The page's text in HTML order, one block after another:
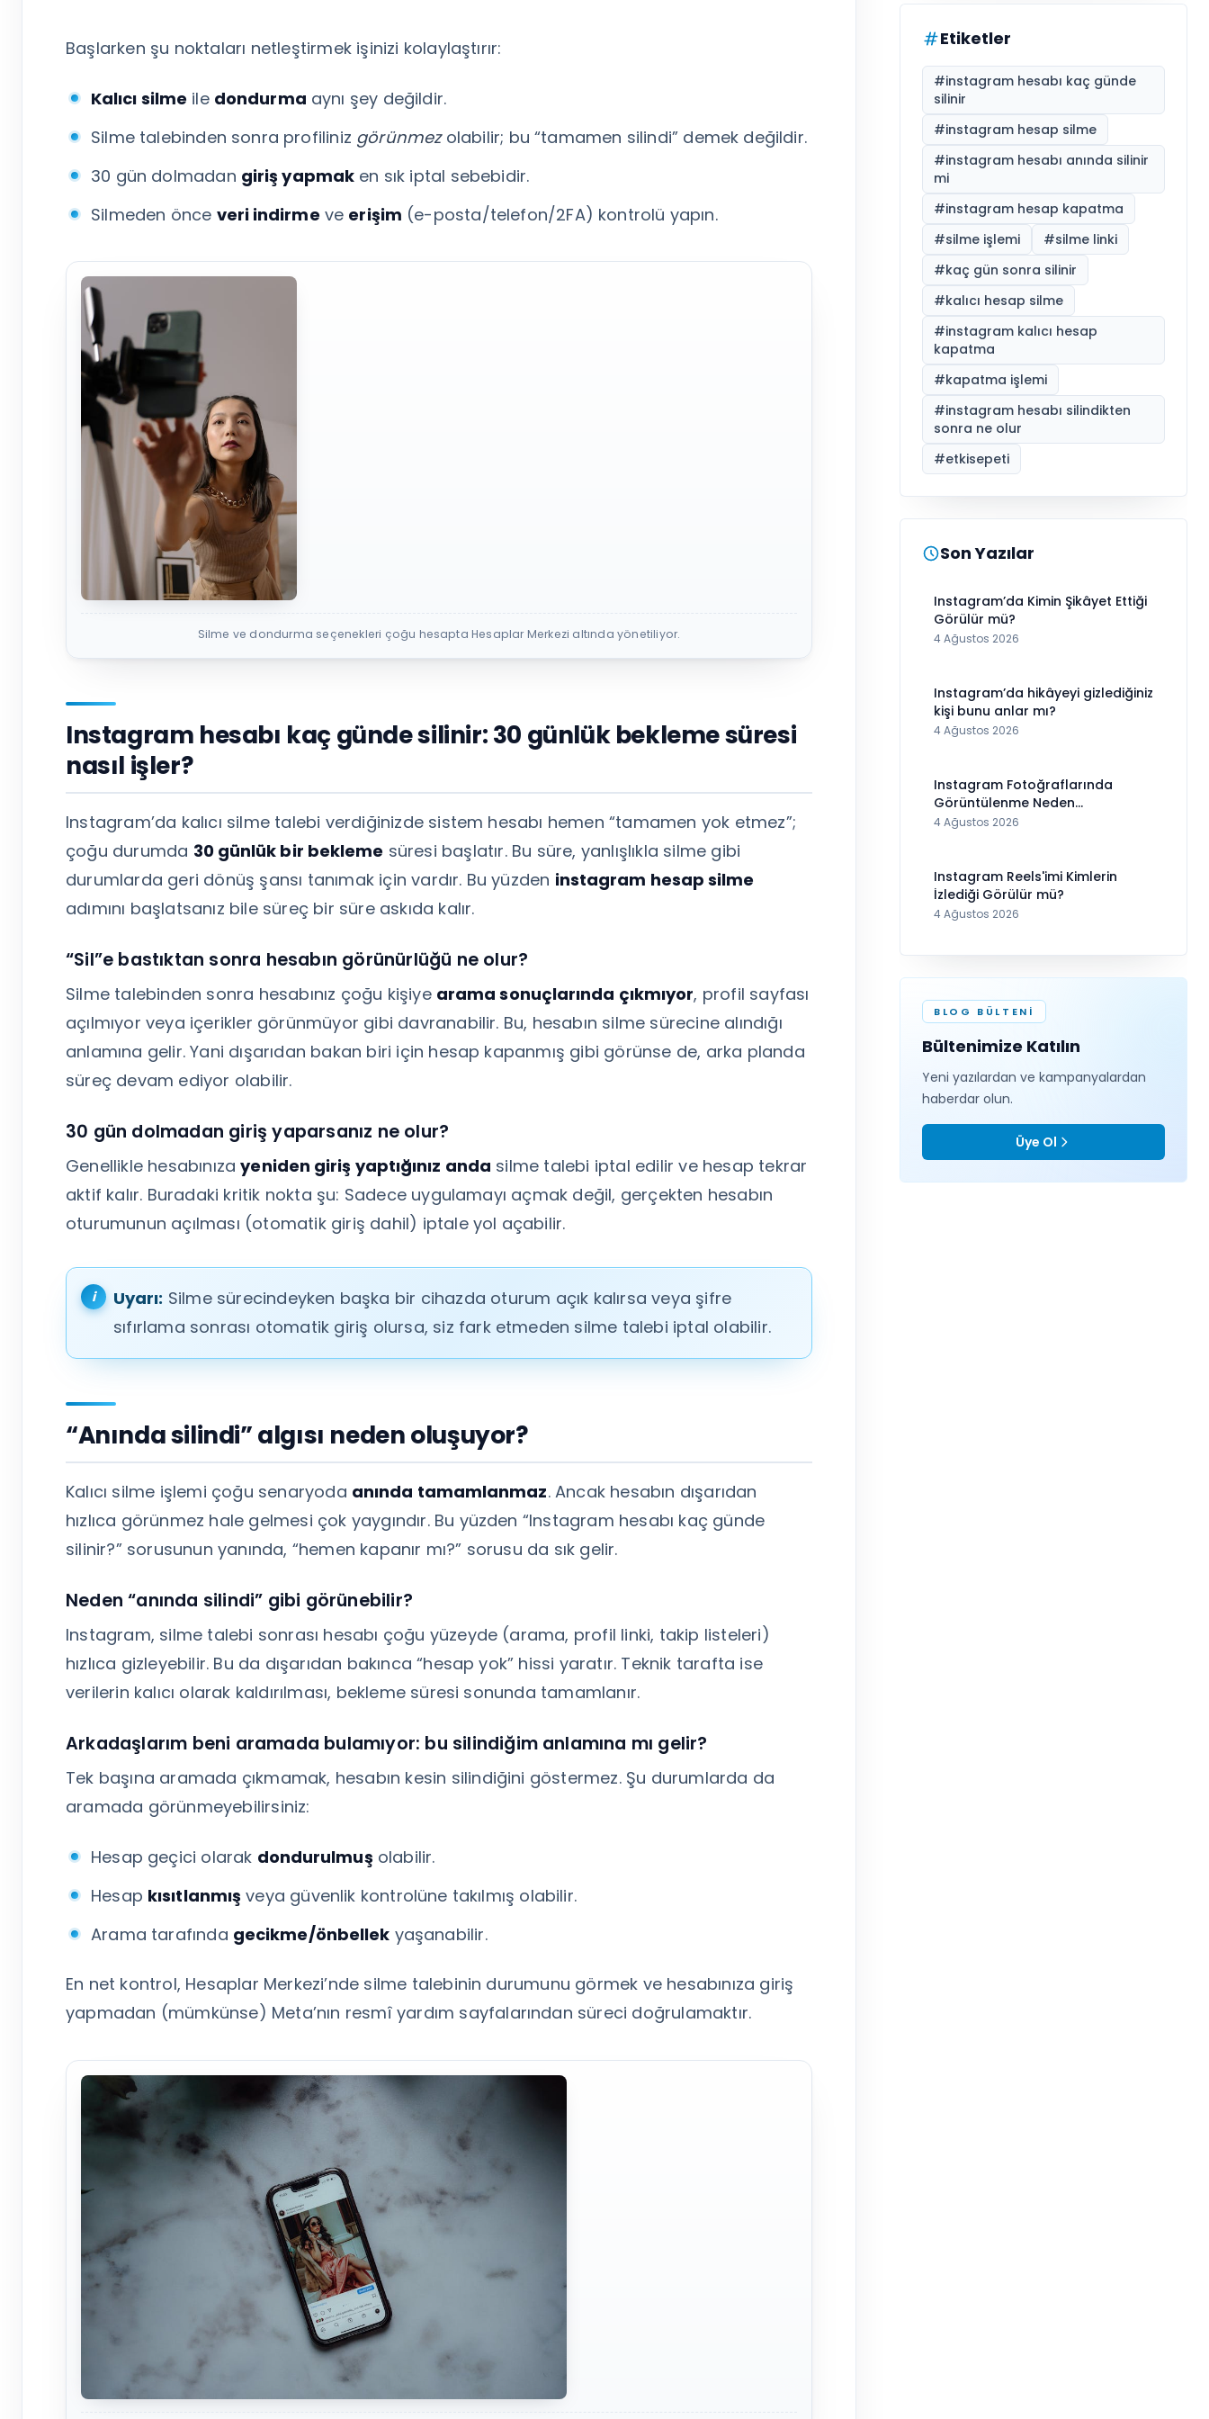
Başlarken şu noktaları netleştirmek işinizi kolaylaştırır:
Kalıcı silme ile dondurma aynı şey değildir.
Silme talebinden sonra profiliniz görünmezolabilir; bu “tamamen silindi” demek değildir.
30 gün dolmadan giriş yapmaken sık iptal sebebidir.
Silmeden önce veri indirme ve erişim (e-posta/telefon/2FA) kontrolü yapın.
Silme ve dondurma seçenekleri çoğu hesapta Hesaplar Merkezi altında yönetiliyor.
Instagram hesabı kaç günde silinir: 30 günlük bekleme süresi
nasıl işler?
Instagram’da kalıcı silme talebi verdiğinizde sistem hesabı hemen “tamamen yok etmez”;
çoğu durumda 30 günlük bir bekleme süresi başlatır. Bu süre, yanlışlıkla silme gibi
durumlarda geri dönüş şansı tanımak için vardır. Bu yüzden instagram hesap silme
adımını başlatsanız bile süreç bir süre askıda kalır.
“Sil”e bastıktan sonra hesabın görünürlüğü ne olur?
Silme talebinden sonra hesabınız çoğu kişiye arama sonuçlarında çıkmıyor, profil sayfası
açılmıyor veya içerikler görünmüyor gibi davranabilir. Bu, hesabın silme sürecine alındığı
anlamına gelir. Yani dışarıdan bakan biri için hesap kapanmış gibi görünse de, arka planda
süreç devam ediyor olabilir.
30 gün dolmadan giriş yaparsanız ne olur?
Genellikle hesabınızayeniden giriş yaptığınız anda silme talebi iptal edilir ve hesap tekrar
aktif kalır. Buradaki kritik nokta şu: Sadece uygulamayı açmak değil, gerçekten hesabın
oturumunun açılması (otomatik giriş dahil) iptale yol açabilir.
Uyarı: Silme sürecindeyken başka bir cihazda oturum açık kalırsa veya şifre
sıfırlama sonrası otomatik giriş olursa, siz fark etmeden silme talebi iptal olabilir.
“Anında silindi” algısı neden oluşuyor?
Kalıcı silme işlemi çoğu senaryoda anında tamamlanmaz. Ancak hesabın dışarıdan
hızlıca görünmez hale gelmesi çok yaygındır. Bu yüzden “Instagram hesabı kaç günde
silinir?” sorusunun yanında, “hemen kapanır mı?” sorusu da sık gelir.
Neden “anında silindi” gibi görünebilir?
Instagram, silme talebi sonrası hesabı çoğu yüzeyde (arama, profil linki, takip listeleri)
hızlıca gizleyebilir. Bu da dışarıdan bakınca “hesap yok” hissi yaratır. Teknik tarafta ise
verilerin kalıcı olarak kaldırılması, bekleme süresi sonunda tamamlanır.
Arkadaşlarım beni aramada bulamıyor: bu silindiğim anlamına mı gelir?
Tek başına aramada çıkmamak, hesabın kesin silindiğini göstermez. Şu durumlarda da
aramada görünmeyebilirsiniz:
Hesap geçici olarak dondurulmuş olabilir.
Hesap kısıtlanmış veya güvenlik kontrolüne takılmış olabilir.
Arama tarafında gecikme/önbellek yaşanabilir.
En net kontrol, Hesaplar Merkezi’nde silme talebinin durumunu görmek ve hesabınıza giriş
yapmadan (mümkünse) Meta’nın resmî yardım sayfalarından süreci doğrulamaktır.
Etiketler
#instagram hesabı kaç günde
silinir
#instagram hesap silme
#instagram hesabı anında silinir
mi
#instagram hesap kapatma
#silme işlemi #silme linki
#kaç gün sonra silinir
#kalıcı hesap silme
#instagram kalıcı hesap
kapatma
#kapatma işlemi
#instagram hesabı silindikten
sonra ne olur
#etkisepeti
Son Yazılar
Instagram’da Kimin Şikâyet Ettiği
Görülür mü?
4 Ağustos 2026
Instagram’da hikâyeyi gizlediğiniz
kişi bunu anlar mı?
4 Ağustos 2026
Instagram Fotoğraflarında
Görüntülenme Neden
Görünmüyor?
4 Ağustos 2026
Instagram Reels'imi Kimlerin
İzlediği Görülür mü?
4 Ağustos 2026
BLOG BÜLTENI
Bültenimize Katılın
Yeni yazılardan ve kampanyalardan
haberdar olun.
Üye Ol